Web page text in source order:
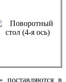
поставляются в